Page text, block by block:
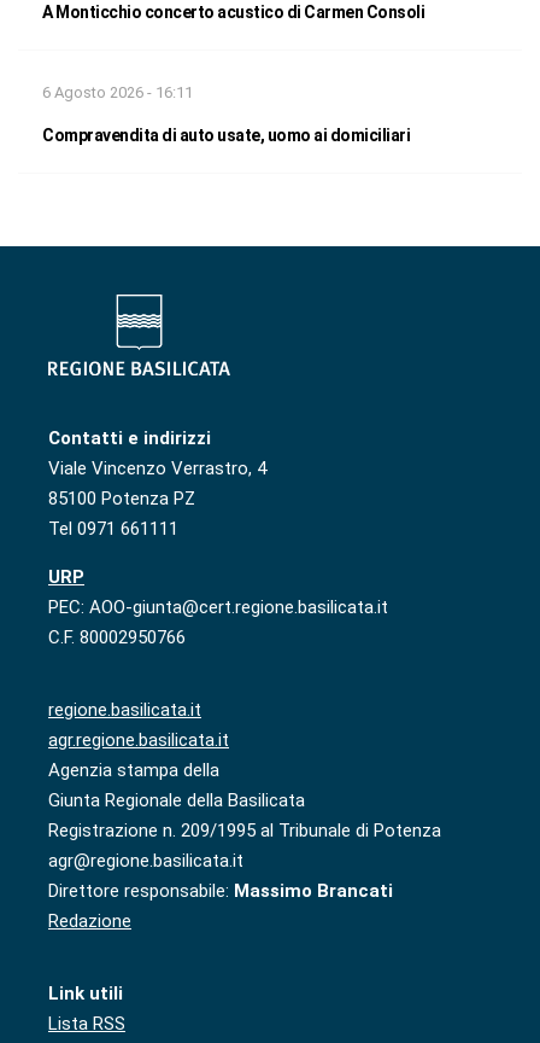
A Monticchio concerto acustico di Carmen Consoli
6 Agosto 2026 - 16:11
Compravendita di auto usate, uomo ai domiciliari
Contatti e indirizzi
Viale Vincenzo Verrastro, 4
85100 Potenza PZ
Tel 0971 661111
URP
PEC: AOO-giunta@cert.regione.basilicata.it
C.F. 80002950766
regione.basilicata.it
agr.regione.basilicata.it
Agenzia stampa della
Giunta Regionale della Basilicata
Registrazione n. 209/1995 al Tribunale di Potenza
agr@regione.basilicata.it
Direttore responsabile: Massimo Brancati
Redazione
Link utili
Lista RSS